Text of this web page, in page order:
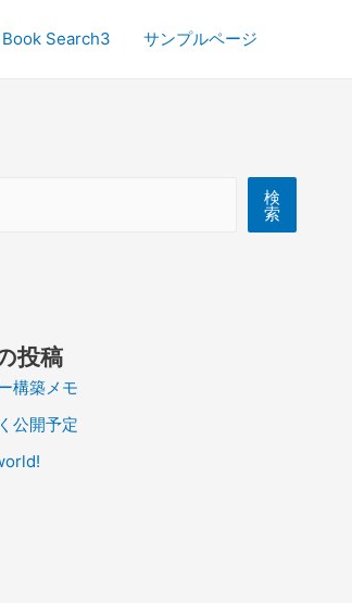
Book Search3 サンプルページ
検
索
投稿
構築メモ
公開予定